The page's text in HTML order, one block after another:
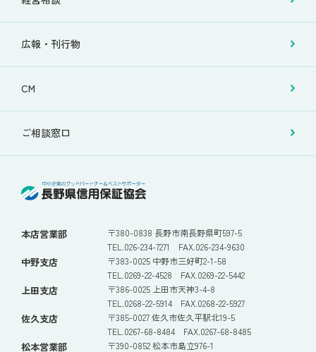
広報・刊行物
CM
ご相談窓口
本店営業部
〒380-0838 長野市南長野県町597-5
TEL.026-234-7271 FAX.026-234-9630
中野支店
〒383-0025 中野市三好町2-1-58
TEL.0269-22-4528 FAX.0269-22-5442
上田支店
〒386-0025 上田市天神3-4-8
TEL.0268-22-5914 FAX.0268-22-5927
佐久支店
〒385-0027 佐久市佐久平駅北19-5
TEL.0267-68-8484 FAX.0267-68-8485
松本営業部 〒390-0852 松本市島立976-1